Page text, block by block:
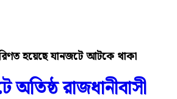
হয়েছে যানজটে আটকে থাকা
অতিষ্ঠ রাজধানীবাসী